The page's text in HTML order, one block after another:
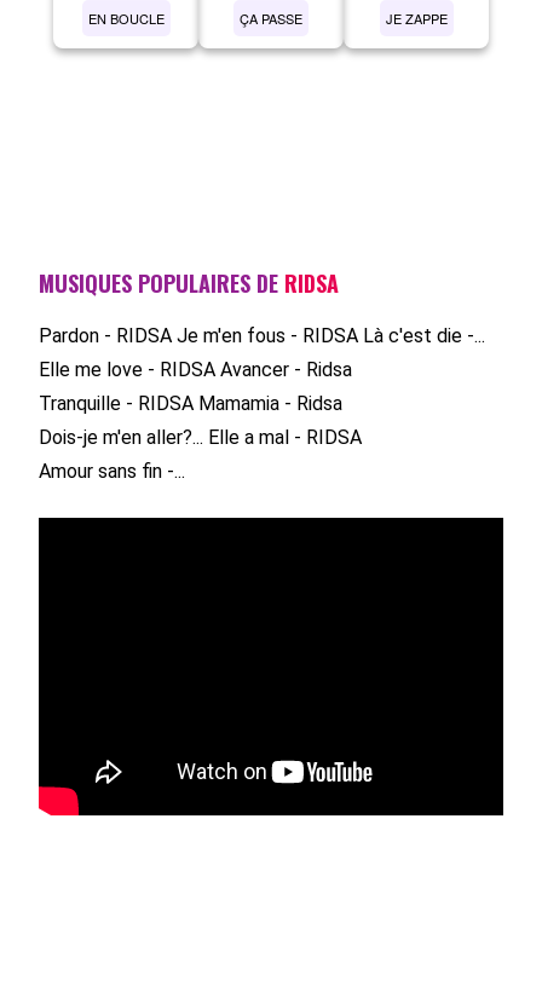
EN BOUCLE ÇA PASSE JE ZAPPE
MUSIQUES POPULAIRES DE RIDSA
Pardon - RIDSA Je m'en fous - RIDSA Là c'est die -...
Elle me love - RIDSA Avancer - Ridsa
Tranquille - RIDSA Mamamia - Ridsa
Dois-je m'en aller?... Elle a mal - RIDSA
Amour sans fin -...